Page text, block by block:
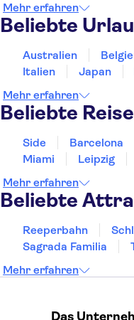
Mehr erfahren
Beliebte
Australien
Italien
Japan
Mehr erfahren
Beliebte
Side Barcelona
Miami
Leipzig
Mehr erfahren
Beliebte
Reeperbahn
Sagrada Familia
Mehr erfahren
Das